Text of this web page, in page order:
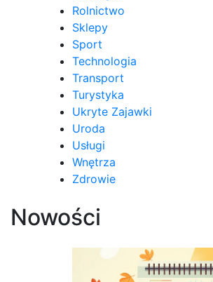
Rolnictwo
Sklepy
Sport
Technologia
Transport
Turystyka
Ukryte Zajawki
Uroda
Usługi
Wnętrza
Zdrowie
Nowości